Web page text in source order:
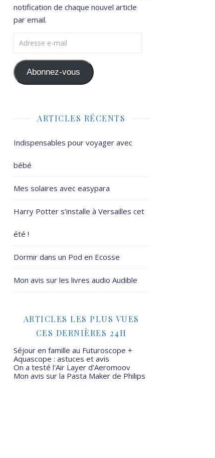
notification de chaque nouvel article
par email.
Adresse e-mail
Abonnez-vous
ARTICLES RÉCENTS
Indispensables pour voyager avec
bébé
Mes solaires avec easypara
Harry Potter s’installe à Versailles cet
été !
Dormir dans un Pod en Ecosse
Mon avis sur les livres audio Audible
ARTICLES LES PLUS VUES
CES DERNIÈRES 24H
Séjour en famille au Futuroscope +
Aquascope : astuces et avis
On a testé l'Air Layer d'Aeromoov
Mon avis sur la Pasta Maker de Philips